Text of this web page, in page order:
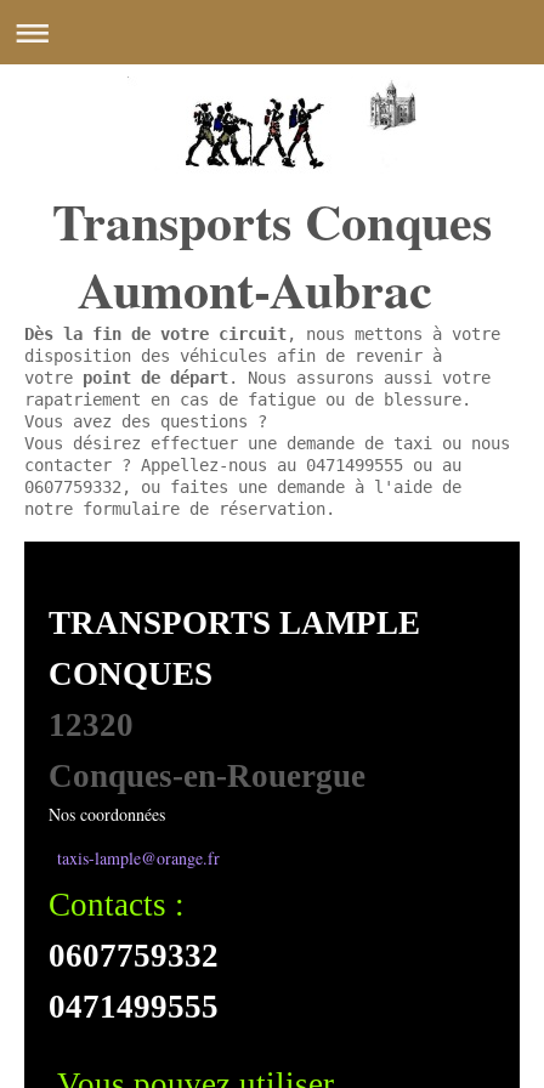
Transports Conques
Aumont-Aubrac
Dès la fin de votre circuit, nous mettons à votre
disposition des véhicules afin de revenir à
votre point de départ. Nous assurons aussi votre
rapatriement en cas de fatigue ou de blessure.
Vous avez des questions ?
Vous désirez effectuer une demande de taxi ou nous
contacter ? Appellez-nous au 0471499555 ou au
0607759332, ou faites une demande à l'aide de
notre formulaire de réservation.
TRANSPORTS LAMPLE
CONQUES
12320
Conques-en-Rouergue
Nos coordonnées
taxis-lample@orange.fr
Contacts :
0607759332
0471499555